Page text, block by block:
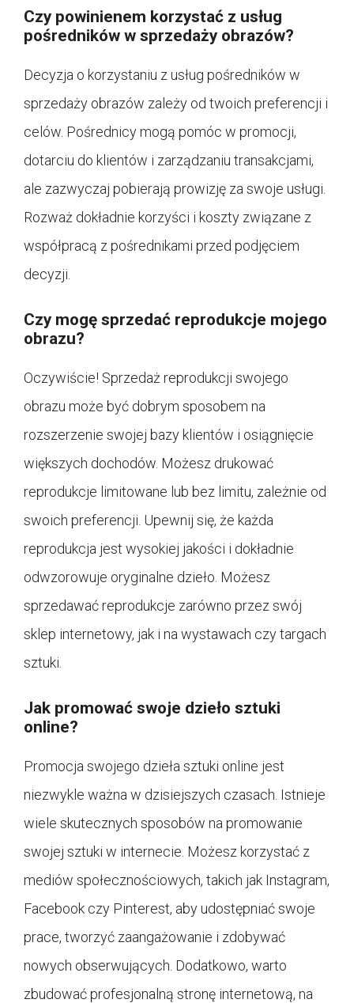
Czy powinienem korzystać z usług
pośredników w sprzedaży obrazów?
Decyzja o korzystaniu z usług pośredników w
sprzedaży obrazów zależy od twoich preferencji i
celów. Pośrednicy mogą pomóc w promocji,
dotarciu do klientów i zarządzaniu transakcjami,
ale zazwyczaj pobierają prowizję za swoje usługi.
Rozważ dokładnie korzyści i koszty związane z
współpracą z pośrednikami przed podjęciem
decyzji.
Czy mogę sprzedać reprodukcje mojego
obrazu?
Oczywiście! Sprzedaż reprodukcji swojego
obrazu może być dobrym sposobem na
rozszerzenie swojej bazy klientów i osiągnięcie
większych dochodów. Możesz drukować
reprodukcje limitowane lub bez limitu, zależnie od
swoich preferencji. Upewnij się, że każda
reprodukcja jest wysokiej jakości i dokładnie
odwzorowuje oryginalne dzieło. Możesz
sprzedawać reprodukcje zarówno przez swój
sklep internetowy, jak i na wystawach czy targach
sztuki.
Jak promować swoje dzieło sztuki
online?
Promocja swojego dzieła sztuki online jest
niezwykle ważna w dzisiejszych czasach. Istnieje
wiele skutecznych sposobów na promowanie
swojej sztuki w internecie. Możesz korzystać z
mediów społecznościowych, takich jak Instagram,
Facebook czy Pinterest, aby udostępniać swoje
prace, tworzyć zaangażowanie i zdobywać
nowych obserwujących. Dodatkowo, warto
zbudować profesjonalną stronę internetową, na